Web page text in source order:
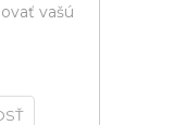
vašú